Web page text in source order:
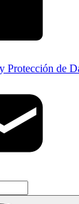
Protección de